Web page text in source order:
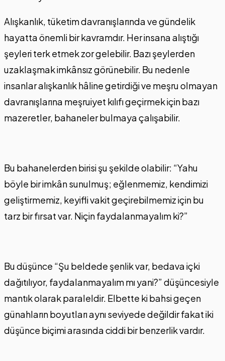
Alışkanlık, tüketim davranışlarında ve gündelik
hayatta önemli bir kavramdır. Her insana alıştığı
şeyleri terk etmek zor gelebilir. Bazı şeylerden
uzaklaşmak imkânsız görünebilir. Bu nedenle
insanlar alışkanlık hâline getirdiği ve meşru olmayan
davranışlarına meşruiyet kılıfı geçirmek için bazı
mazeretler, bahaneler bulmaya çalışabilir.
Bu bahanelerden birisi şu şekilde olabilir: “Yahu
böyle bir imkân sunulmuş; eğlenmemiz, kendimizi
geliştirmemiz, keyifli vakit geçirebilmemiz için bu
tarz bir fırsat var. Niçin faydalanmayalım ki?”
Bu düşünce “Şu beldede şenlik var, bedava içki
dağıtılıyor, faydalanmayalım mı yani?” düşüncesiyle
mantık olarak paraleldir. Elbette ki bahsi geçen
günahların boyutları aynı seviyede değildir fakat iki
düşünce biçimi arasında ciddi bir benzerlik vardır.